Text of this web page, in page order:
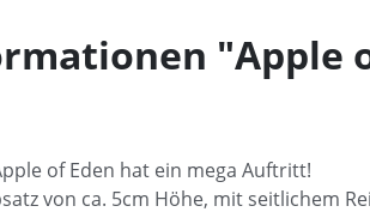
"Apple
of Eden hat ein mega Auftritt!
von ca. 5cm Höhe, mit seitlichem